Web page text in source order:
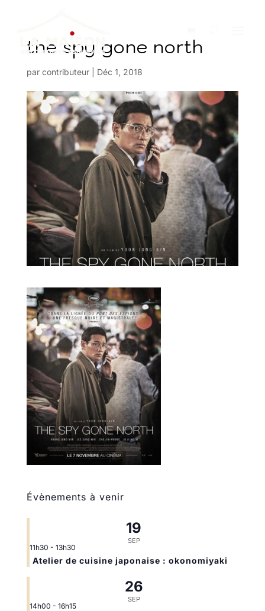
the spy gone north
par contributeur| Déc 1, 2018
Évènements à venir
19
SEP
11h30 - 13h30
Atelier de cuisine japonaise : okonomiyaki
26
SEP
14h00 - 16h15